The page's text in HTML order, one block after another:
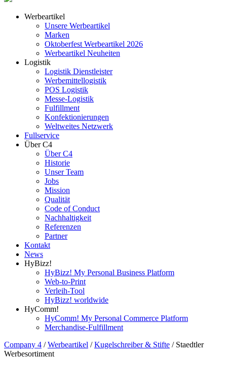
Werbeartikel
Unsere Werbeartikel
Marken
Oktoberfest Werbeartikel 2026
Werbeartikel Neuheiten
Logistik
Logistik Dienstleister
Werbemittellogistik
POS Logistik
Messe-Logistik
Fulfillment
Konfektionierungen
Weltweites Netzwerk
Fullservice
Über C4
Über C4
Historie
Unser Team
Jobs
Mission
Qualität
Code of Conduct
Nachhaltigkeit
Referenzen
Partner
Kontakt
News
HyBizz!
HyBizz! My Personal Business Platform
Web-to-Print
Verleih-Tool
HyBizz! worldwide
HyComm!
HyComm! My Personal Commerce Platform
Merchandise-Fulfillment
Company 4 / Werbeartikel / Kugelschreiber & Stifte / Staedtler
Werbesortiment